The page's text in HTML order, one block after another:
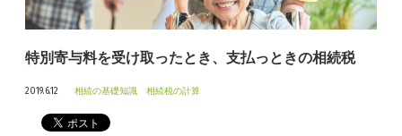
特別寄与料を受け取ったとき、支払っときの相続税
2019.6.12 相続の基礎知識 相続税の計算